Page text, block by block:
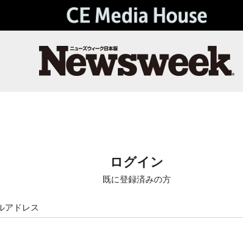
ログイン
既に登録済みの方
アドレス